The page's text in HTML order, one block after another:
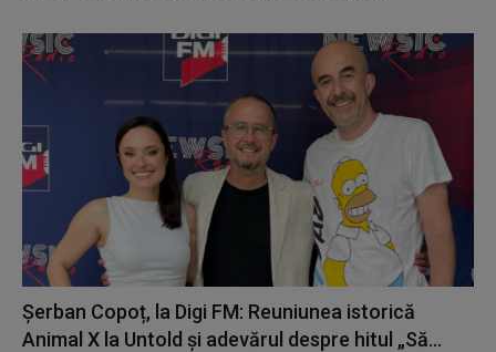
Șerban Copoț, la Digi FM: Reuniunea istorică
Animal X la Untold și adevărul despre hitul „Să...